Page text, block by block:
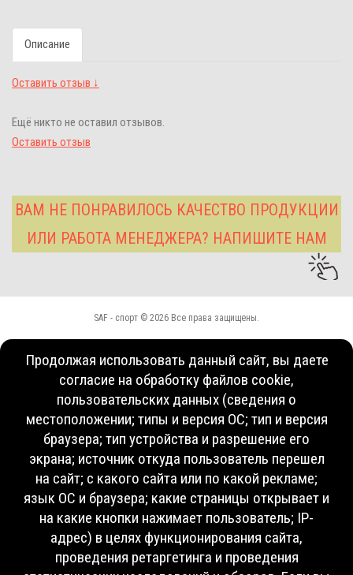
Описание
Оставить отзыв ↓
Ещё никто не оставил отзывов.
Оставить отзыв
ВАМ НЕ ПОНРАВИЛОСЬ КАЧЕСТВО ПРОДУКЦИИ
ИЛИ РАБОТА МЕНЕДЖЕРА? НАПИШИТЕ НАМ
SAF - спорт © 2026 Все права защищены.
Продолжая использовать данный сайт, вы даете
согласие на обработку файлов cookie,
пользовательских данных (сведения о
местоположении; типы и версия ОС; тип и версия
браузера; тип устройства и разрешение его
экрана; источник откуда пользователь перешел
на сайт; с какого сайта или по какой рекламе;
язык ОС и браузера; какие страницы открывает и
на какие кнопки нажимает пользователь; IP-
адрес) в целях функционирования сайта,
проведения ретаргетинга и проведения